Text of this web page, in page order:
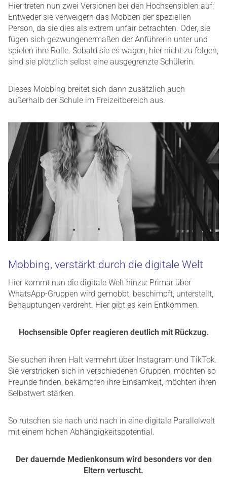
Hier treten nun zwei Versionen bei den Hochsensiblen auf:
Entweder sie verweigern das Mobben der speziellen
Person, da sie dies als extrem unfair betrachten. Oder, sie
fügen sich gezwungenermaßen der Anführerin unter und
spielen ihre Rolle. Sobald sie es wagen, hier nicht zu folgen,
sind sie plötzlich selbst eine ausgegrenzte Schülerin.
Dieses Mobbing breitet sich dann zusätzlich auch
außerhalb der Schule im Freizeitbereich aus.
Mobbing, verstärkt durch die digitale Welt
Hier kommt nun die digitale Welt hinzu: Primär über
WhatsApp-Gruppen wird gemobbt, beschimpft, unterstellt,
Behauptungen verdreht. Hier gibt es kein Entkommen.
Hochsensible Opfer reagieren deutlich mit Rückzug.
Sie suchen ihren Halt vermehrt über Instagram und TikTok.
Sie verstricken sich in verschiedenen Gruppen, möchten so
Freunde finden, bekämpfen ihre Einsamkeit, möchten ihren
Selbstwert stärken.
So rutschen sie nach und nach in eine digitale Parallelwelt
mit einem hohen Abhängigkeitspotential.
Der dauernde Medienkonsum wird besonders vor den
Eltern vertuscht.